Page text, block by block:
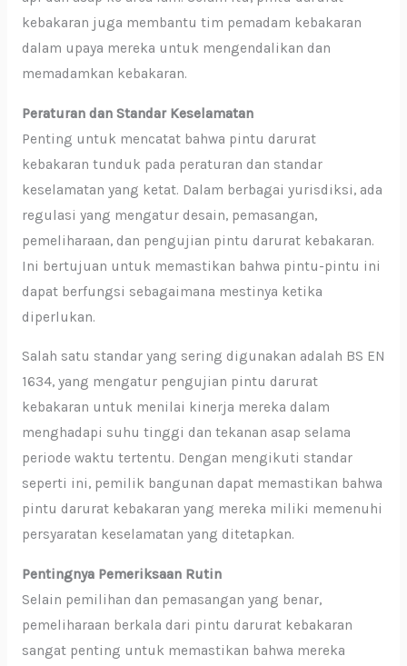
kebakaran juga membantu tim pemadam kebakaran
dalam upaya mereka untuk mengendalikan dan
memadamkan kebakaran.
Peraturan dan Standar Keselamatan
Penting untuk mencatat bahwa pintu darurat
kebakaran tunduk pada peraturan dan standar
keselamatan yang ketat. Dalam berbagai yurisdiksi, ada
regulasi yang mengatur desain, pemasangan,
pemeliharaan, dan pengujian pintu darurat kebakaran.
Ini bertujuan untuk memastikan bahwa pintu-pintu ini
dapat berfungsi sebagaimana mestinya ketika
diperlukan.
Salah satu standar yang sering digunakan adalah BS EN
1634, yang mengatur pengujian pintu darurat
kebakaran untuk menilai kinerja mereka dalam
menghadapi suhu tinggi dan tekanan asap selama
periode waktu tertentu. Dengan mengikuti standar
seperti ini, pemilik bangunan dapat memastikan bahwa
pintu darurat kebakaran yang mereka miliki memenuhi
persyaratan keselamatan yang ditetapkan.
Pentingnya Pemeriksaan Rutin
Selain pemilihan dan pemasangan yang benar,
pemeliharaan berkala dari pintu darurat kebakaran
sangat penting untuk memastikan bahwa mereka